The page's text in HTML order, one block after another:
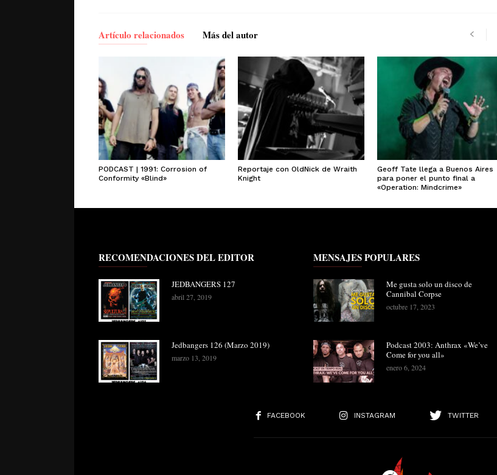
Artículo relacionados Más del autor
PODCAST | 1991: Corrosion of
Conformity «Blind»
Reportaje con OldNick de Wraith
Knight
Geoff Tate llega a Buenos Aires
para poner el punto final a
«Operation: Mindcrime»
RECOMENDACIONES DEL EDITOR
JEDBANGERS 127
abril 27, 2019
Jedbangers 126 (Marzo 2019)
marzo 13, 2019
MENSAJES POPULARES
Me gusta solo un disco de
Cannibal Corpse
octubre 17, 2023
Podcast 2003: Anthrax «We’ve
Come for you all»
enero 6, 2024
FACEBOOK INSTAGRAM TWITTER